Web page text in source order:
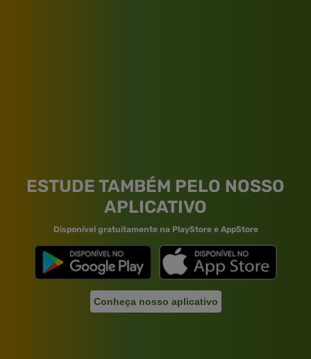
ESTUDE TAMBÉM PELO NOSSO
APLICATIVO
Disponível gratuitamente na PlayStore e AppStore
Conheça nosso aplicativo